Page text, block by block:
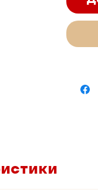
для